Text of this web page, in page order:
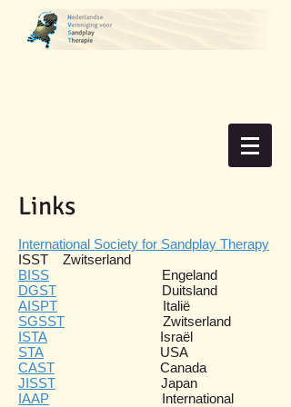
Links
International Society for Sandplay Therapy
ISST Zwitserland
BISS Engeland
DGST Duitsland
AISPT
Italië
SGSST
Zwitserland
ISTA
Israël
STA
USA
CAST
Canada
JISST Japan
IAAP
International